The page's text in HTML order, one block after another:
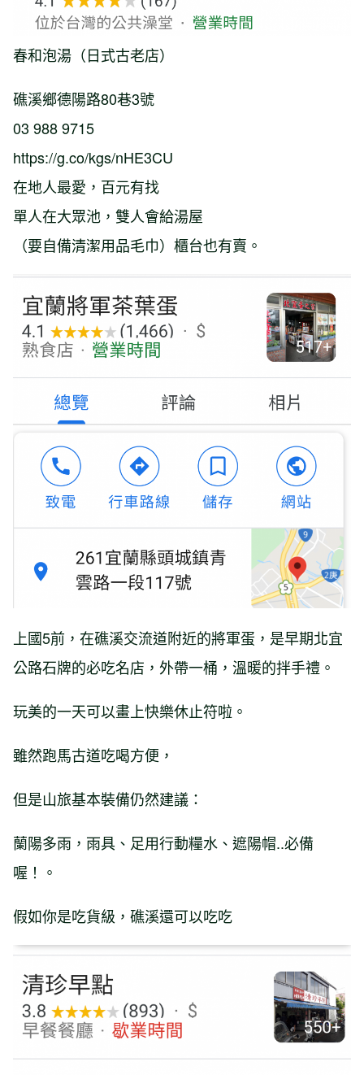
春和泡湯（日式古老店）
礁溪鄉德陽路80巷3號
03 988 9715
https://g.co/kgs/nHE3CU
在地人最愛，百元有找
單人在大眾池，雙人會給湯屋
（要自備清潔用品毛巾）櫃台也有賣。
上國5前，在礁溪交流道附近的將軍蛋，是早期北宜
公路石牌的必吃名店，外帶一桶，溫暖的拌手禮。
玩美的一天可以畫上快樂休止符啦。
雖然跑馬古道吃喝方便，
但是山旅基本裝備仍然建議：
蘭陽多雨，雨具、足用行動糧水、遮陽帽..必備
喔！。
假如你是吃貨級，礁溪還可以吃吃